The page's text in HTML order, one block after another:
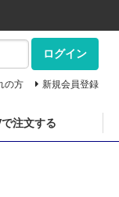
ログイン
の方 新規会員登録
注文する